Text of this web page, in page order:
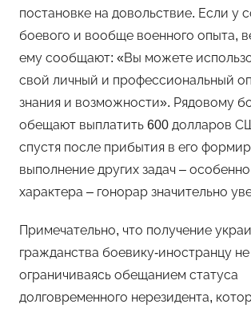
постановке на довольствие. Если у
боевого и вообще военного опыта,
ему сообщают: «Вы можете
свой личный и профессиональный
знания и возможности». Рядовому
обещают выплатить 600 долларов
спустя после прибытия в его
выполнение других задач –
характера – гонорар значительно
Примечательно, что получение
гражданства боевику-иностранцу
ограничиваясь обещанием статуса
долговременного нерезидента,